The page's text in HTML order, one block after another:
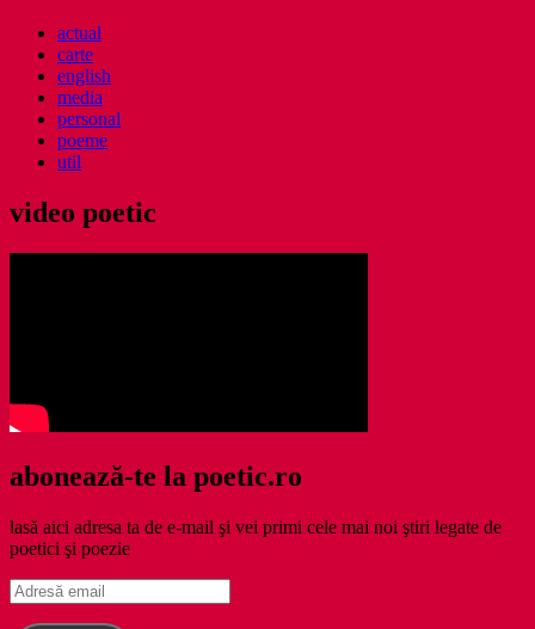
actual
carte
english
media
personal
poeme
util
video poetic
abonează-te la poetic.ro
lasă aici adresa ta de e-mail şi vei primi cele mai noi ştiri legate de
poetici şi poezie
Adresă
email